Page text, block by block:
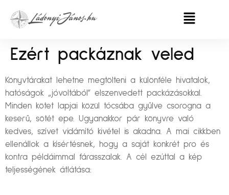
Ezért packáznak veled
Könyvtárakat lehetne megtölteni a különféle hivatalok,
hatóságok „jóvoltából” elszenvedett packázásokkal.
Minden kötet lapjai közül tócsába gyűlve csorogna a
keserű, sötét epe. Ugyanakkor pár könyvre való
kedves, szívet vidámító kivétel is akadna. A mai cikkben
ellenállok a kísértésnek, hogy a saját konkrét pro és
kontra példáimmal fárasszalak. A cél ezúttal a kép
teljességének átlátása: